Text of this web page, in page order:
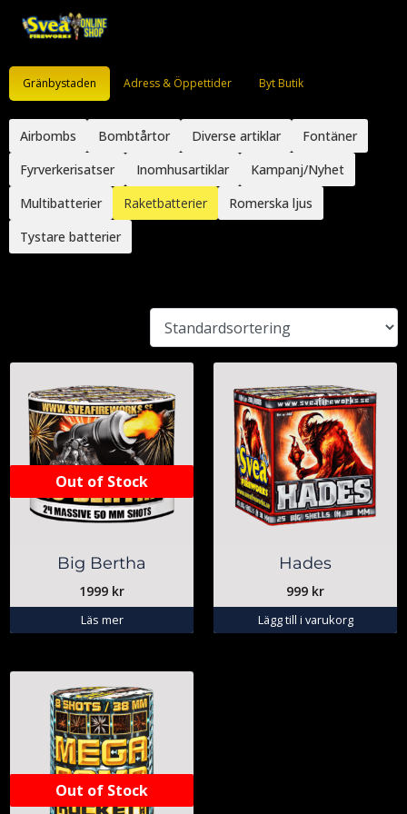
Gränbystaden Adress & Öppettider Byt Butik
Airbombs Bombtårtor Diverse artiklar
Fontäner
Fyrverkerisatser
Inomhusartiklar
Kampanj/Nyhet
Multibatterier
Raketbatterier
Romerska ljus
Tystare batterier
Out of Stock
Big Bertha
1999 kr
Läs mer
Hades
999 kr
Lägg till i varukorg
Out of Stock